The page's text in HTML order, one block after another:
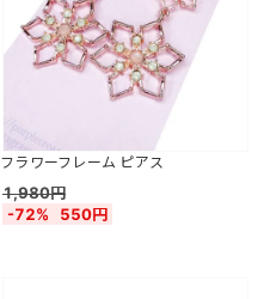
フラワーフレーム ピアス
1,980円
-72%
550円